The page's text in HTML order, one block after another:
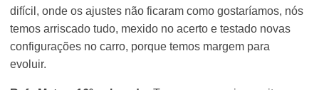
difícil, onde os ajustes não ficaram como gostaríamos, nós
temos arriscado tudo, mexido no acerto e testado novas
configurações no carro, porque temos margem para
evoluir.